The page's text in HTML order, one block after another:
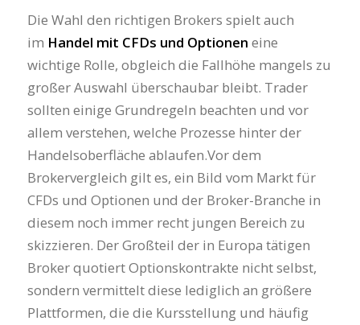
Die Wahl den richtigen Brokers spielt auch
im Handel mit CFDs und Optionen eine
wichtige Rolle, obgleich die Fallhöhe mangels zu
großer Auswahl überschaubar bleibt. Trader
sollten einige Grundregeln beachten und vor
allem verstehen, welche Prozesse hinter der
Handelsoberfläche ablaufen.Vor dem
Brokervergleich gilt es, ein Bild vom Markt für
CFDs und Optionen und der Broker-Branche in
diesem noch immer recht jungen Bereich zu
skizzieren. Der Großteil der in Europa tätigen
Broker quotiert Optionskontrakte nicht selbst,
sondern vermittelt diese lediglich an größere
Plattformen, die die Kursstellung und häufig